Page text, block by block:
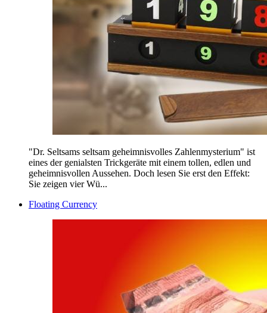
"Dr. Seltsams seltsam geheimnisvolles Zahlenmysterium" ist
eines der genialsten Trickgeräte mit einem tollen, edlen und
geheimnisvollen Aussehen. Doch lesen Sie erst den Effekt:
Sie zeigen vier Wü...
Floating Currency